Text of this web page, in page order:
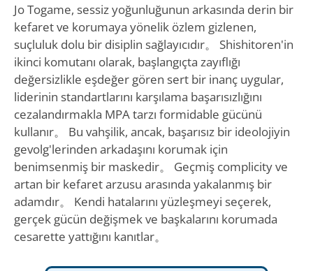
Jo Togame, sessiz yoğunluğunun arkasında derin bir
kefaret ve korumaya yönelik özlem gizlenen,
suçluluk dolu bir disiplin sağlayıcıdır。 Shishitoren'in
ikinci komutanı olarak, başlangıçta zayıflığı
değersizlikle eşdeğer gören sert bir inanç uygular,
liderinin standartlarını karşılama başarısızlığını
cezalandırmakla MPA tarzı formidable gücünü
kullanır。 Bu vahşilik, ancak, başarısız bir ideolojiyin
gevolg'lerinden arkadaşını korumak için
benimsenmiş bir maskedir。 Geçmiş complicity ve
artan bir kefaret arzusu arasında yakalanmış bir
adamdır。 Kendi hatalarını yüzleşmeyi seçerek,
gerçek gücün değişmek ve başkalarını korumada
cesarette yattığını kanıtlar。